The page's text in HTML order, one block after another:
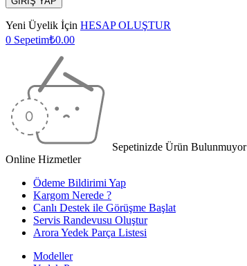
Yeni Üyelik İçin HESAP OLUŞTUR
0 Sepetim₺0.00
Sepetinizde Ürün Bulunmuyor
Online Hizmetler
Ödeme Bildirimi Yap
Kargom Nerede ?
Canlı Destek ile Görüşme Başlat
Servis Randevusu Oluştur
Arora Yedek Parça Listesi
Modeller